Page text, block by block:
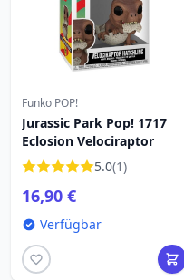
Funko POP!
Jurassic Park Pop! 1717
Eclosion Velociraptor
5.0(1)
16,90 €
Verfügbar